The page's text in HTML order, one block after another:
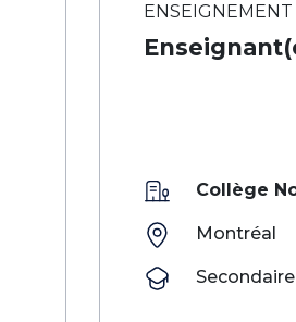
ENSEIGNEMENT
Collège
Montréal
Secondaire